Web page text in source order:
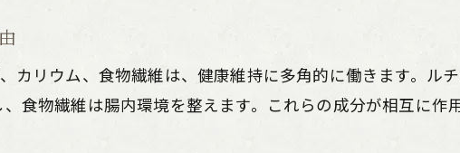
カリウム、食物繊維は、健康維持に多角的に働きます。ル
食物繊維は腸内環境を整えます。これらの成分が相互に作